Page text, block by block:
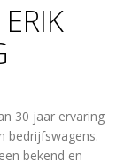
30 jaar ervaring
bedrijfswagens.
bekend en